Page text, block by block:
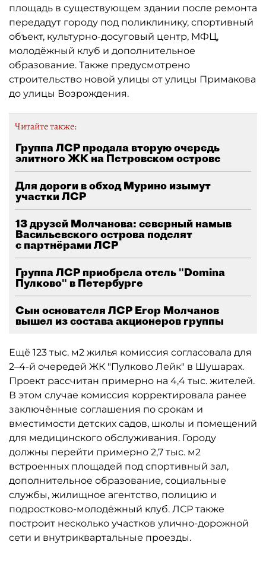
площадь в существующем здании после ремонта
передадут городу под поликлинику, спортивный
объект, культурно-досуговый центр, МФЦ,
молодёжный клуб и дополнительное
образование. Также предусмотрено
строительство новой улицы от улицы Примакова
до улицы Возрождения.
Читайте также:
Группа ЛСР продала вторую очередь
элитного ЖК на Петровском острове
Для дороги в обход Мурино изымут
участки ЛСР
13 друзей Молчанова: северный намыв
Васильевского острова поделят
с партнёрами ЛСР
Группа ЛСР приобрела отель "Domina
Пулково" в Петербурге
Сын основателя ЛСР Егор Молчанов
вышел из состава акционеров группы
Ещё 123 тыс. м2 жилья комиссия согласовала для
2–4-й очередей ЖК "Пулково Лейк" в Шушарах.
Проект рассчитан примерно на 4,4 тыс. жителей.
В этом случае комиссия корректировала ранее
заключённые соглашения по срокам и
вместимости детских садов, школы и помещений
для медицинского обслуживания. Городу
должны перейти примерно 2,7 тыс. м2
встроенных площадей под спортивный зал,
дополнительное образование, социальные
службы, жилищное агентство, полицию и
подростково-молодёжный клуб. ЛСР также
построит несколько участков улично-дорожной
сети и внутриквартальные проезды.